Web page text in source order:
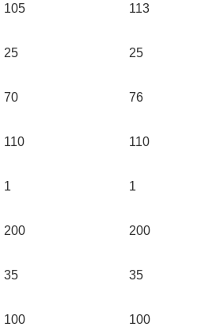
105 113
25 25
70 76
110 110
1 1
200 200
35 35
100 100